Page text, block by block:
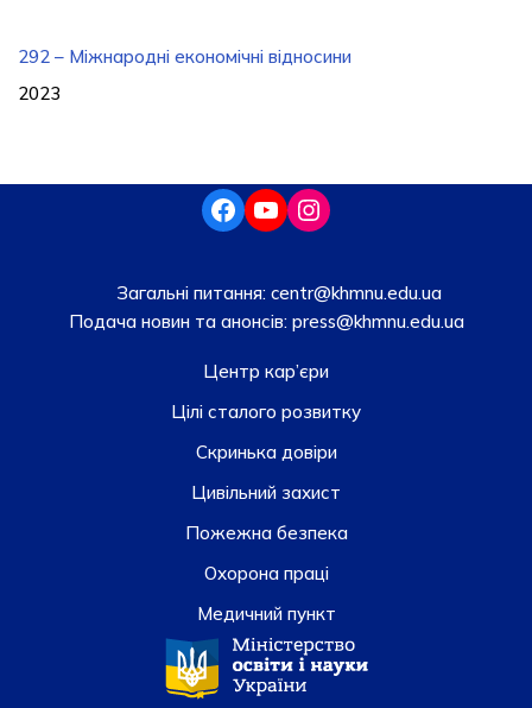
292 – Міжнародні економічні відносини
2023
Загальні питання: centr@khmnu.edu.ua
Подача новин та анонсів:press@khmnu.edu.ua
Центр кар’єри
Цілі сталого розвитку
Скринька довiри
Цивільний захист
Пожежна безпека
Охорона праці
Медичний пункт